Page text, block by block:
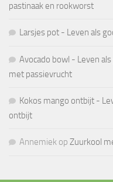
pastinaak en rookworst
Larsjes pot - Leven als
Avocado bowl - Leven
met passievrucht
Kokos mango ontbijt -
ontbijt
Annemiek op Zuurkool